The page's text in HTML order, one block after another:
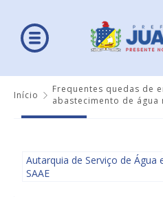
Início
Frequentes quedas de
abastecimento de
Autarquia de Serviço de Água
SAAE